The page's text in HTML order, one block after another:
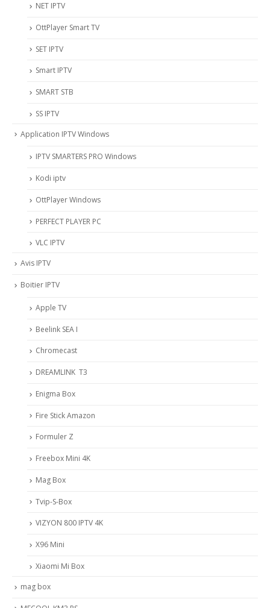
NET IPTV
OttPlayer Smart TV
SET IPTV
Smart IPTV
SMART STB
SS IPTV
Application IPTV Windows
IPTV SMARTERS PRO Windows
Kodi iptv
OttPlayer Windows
PERFECT PLAYER PC
VLC IPTV
Avis IPTV
Boitier IPTV
Apple TV
Beelink SEA I
Chromecast
DREAMLINK T3
Enigma Box
Fire Stick Amazon
Formuler Z
Freebox Mini 4K
Mag Box
Tvip-S-Box
VIZYON 800 IPTV 4K
X96 Mini
Xiaomi Mi Box
mag box